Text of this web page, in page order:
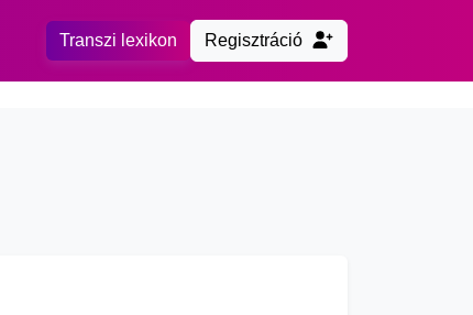
Transzi lexikon Regisztráció